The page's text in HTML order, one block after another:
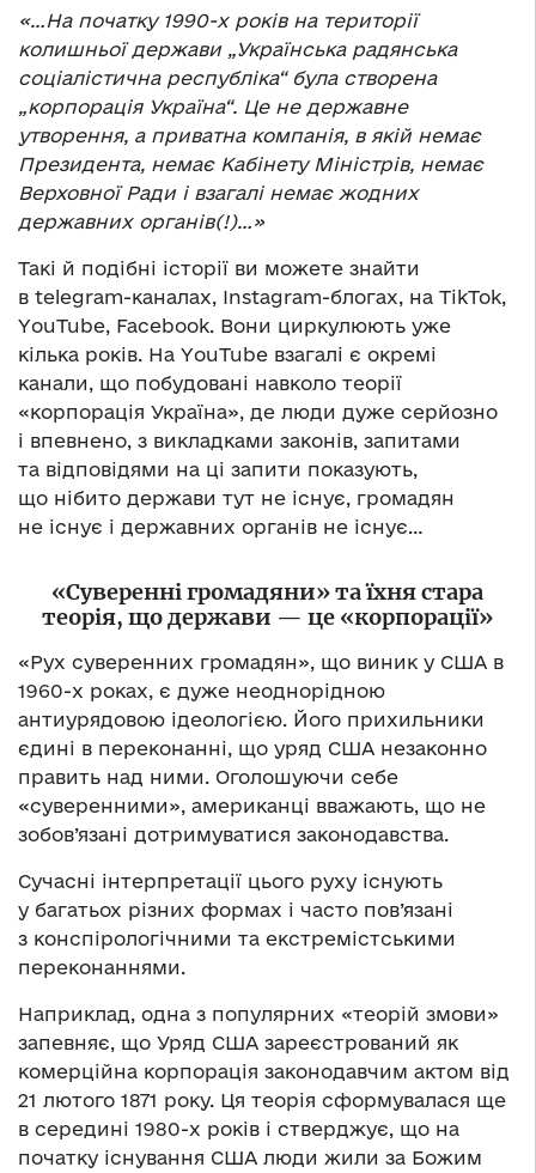
«…На початку 1990-х років на території
колишньої держави „Українська радянська
соціалістична республіка“ була створена
„корпорація Україна“. Це не державне
утворення, а приватна компанія, в якій немає
Президента, немає Кабінету Міністрів, немає
Верховної Ради і взагалі немає жодних
державних органів(!)…»
Такі й подібні історії ви можете знайти
в telegram-каналах, Instagram-блогах, на TikTok,
YouTube, Facebook. Вони циркулюють уже
кілька років. На YouTube взагалі є окремі
канали, що побудовані навколо теорії
«корпорація Україна», де люди дуже серйозно
і впевнено, з викладками законів, запитами
та відповідями на ці запити показують,
що нібито держави тут не існує, громадян
не існує і державних органів не існує…
«Суверенні громадяни» та їхня стара
теорія, що держави — це «корпорації»
«Рух суверенних громадян», що виник у США в
1960-х роках, є дуже неоднорідною
антиурядовою ідеологією. Його прихильники
єдині в переконанні, що уряд США незаконно
править над ними. Оголошуючи себе
«суверенними», американці вважають, що не
зобов’язані дотримуватися законодавства.
Сучасні інтерпретації цього руху існують
у багатьох різних формах і часто пов’язані
з конспірологічними та екстремістськими
переконаннями.
Наприклад, одна з популярних «теорій змови»
запевняє, що Уряд США зареєстрований як
комерційна корпорація законодавчим актом від
21 лютого 1871 року. Ця теорія сформувалася ще
в середині 1980-х років і стверджує, що на
початку існування США люди жили за Божим